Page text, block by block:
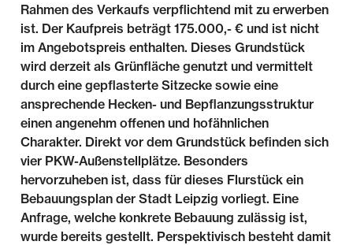
Rahmen des Verkaufs verpflichtend mit zu erwerben
ist. Der Kaufpreis beträgt 175.000,- € und ist nicht
im Angebotspreis enthalten. Dieses Grundstück
wird derzeit als Grünfläche genutzt und vermittelt
durch eine gepflasterte Sitzecke sowie eine
ansprechende Hecken- und Bepflanzungsstruktur
einen angenehm offenen und hofähnlichen
Charakter. Direkt vor dem Grundstück befinden sich
vier PKW-Außenstellplätze. Besonders
hervorzuheben ist, dass für dieses Flurstück ein
Bebauungsplan der Stadt Leipzig vorliegt. Eine
Anfrage, welche konkrete Bebauung zulässig ist,
wurde bereits gestellt. Perspektivisch besteht damit